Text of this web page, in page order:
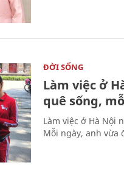
ĐỜI SỐNG
Làm việc ở
quê sống,
Làm việc ở Hà Nội
Mỗi ngày, anh vừa